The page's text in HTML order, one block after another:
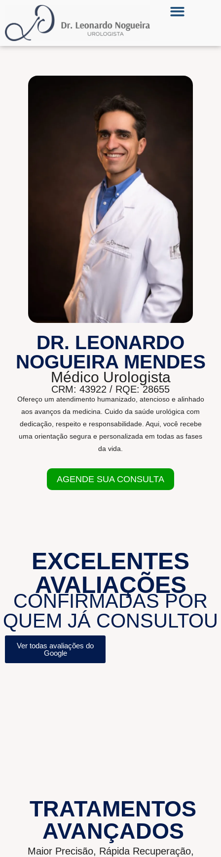
DR. LEONARDO
NOGUEIRA MENDES
Médico Urologista
CRM: 43922 / RQE: 28655
Ofereço um atendimento humanizado, atencioso e alinhado
aos avanços da medicina. Cuido da saúde urológica com
dedicação, respeito e responsabilidade. Aqui, você recebe
uma orientação segura e personalizada em todas as fases
da vida.
AGENDE SUA CONSULTA
EXCELENTES
AVALIAÇÕES
CONFIRMADAS POR
QUEM JÁ CONSULTOU
Ver todas avaliações do
Google
TRATAMENTOS
AVANÇADOS
Maior Precisão, Rápida Recuperação,